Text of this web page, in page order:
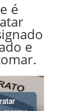
é
e